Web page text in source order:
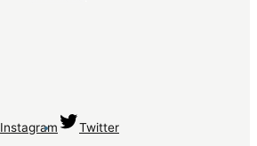
Instagram Twitter